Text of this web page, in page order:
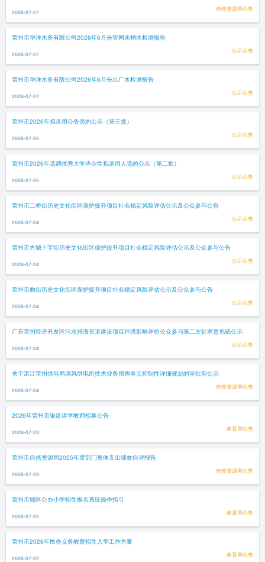
2026-07-27 自然资源局公告
雷州市华洋水务有限公司2026年6月份管网末梢水检测报告
2026-07-27 公示公告
雷州市华洋水务有限公司2026年6月份出厂水检测报告
2026-07-27 公示公告
雷州市2026年拟录用公务员的公示（第三批）
2026-07-25 公示公告
雷州市2026年选调优秀大学毕业生拟录用人选的公示（第二批）
2026-07-25 公示公告
雷州市二桥街历史文化街区保护提升项目社会稳定风险评估公示及公众参与公告
2026-07-24 公示公告
雷州市方城十字街历史文化街区保护提升项目社会稳定风险评估公示及公众参与公告
2026-07-24 公示公告
雷州市曲街历史文化街区保护提升项目社会稳定风险评估公示及公众参与公告
2026-07-24 公示公告
广东雷州经济开发区污水排海管道建设项目环境影响评价公众参与第二次征求意见稿公示
2026-07-24 公示公告
关于湛江雷州供电局调风供电所技术业务用房单元控制性详细规划的审批前公示
2026-07-24 自然资源局公告
2026年雷州市银龄讲学教师招募公告
2026-07-23 教育局公告
雷州市自然资源局2025年度部门整体支出绩效自评报告
2026-07-23 自然资源局公告
雷州市城区公办小学招生报名系统操作指引
2026-07-22 教育局公告
雷州市2026年民办义务教育招生入学工作方案
2026-07-22 教育局公告